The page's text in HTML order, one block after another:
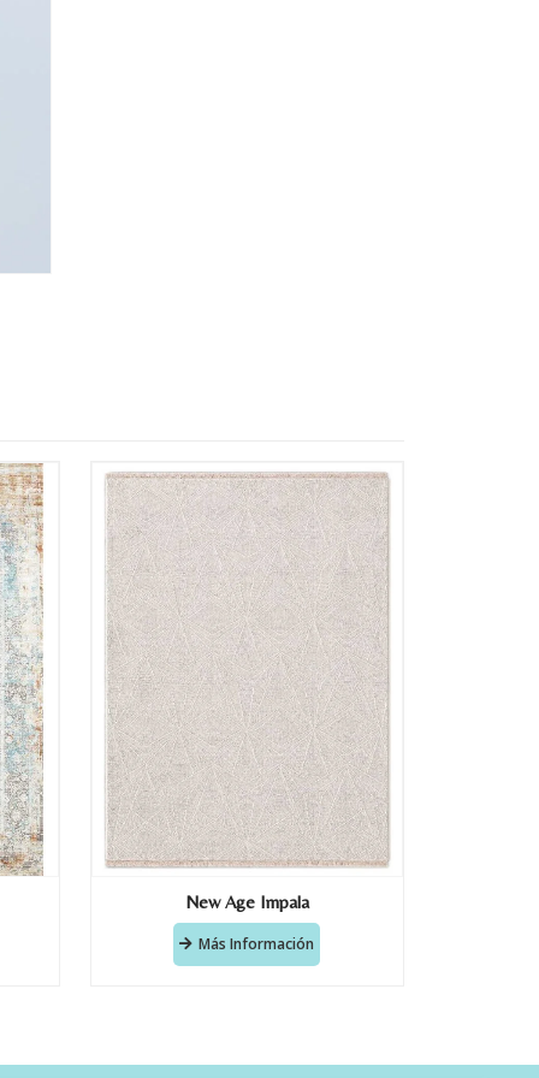
New Age Impala
Más Información
la información